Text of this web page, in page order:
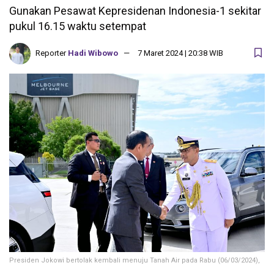
Gunakan Pesawat Kepresidenan Indonesia-1 sekitar
pukul 16.15 waktu setempat
Reporter Hadi Wibowo 7 Maret 2024 | 20:38 WIB
Presiden Jokowi bertolak kembali menuju Tanah Air pada Rabu (06/03/2024),